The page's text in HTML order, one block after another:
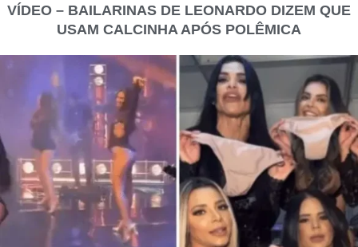
VÍDEO – BAILARINAS DE LEONARDO DIZEM QUE
USAM CALCINHA APÓS POLÊMICA